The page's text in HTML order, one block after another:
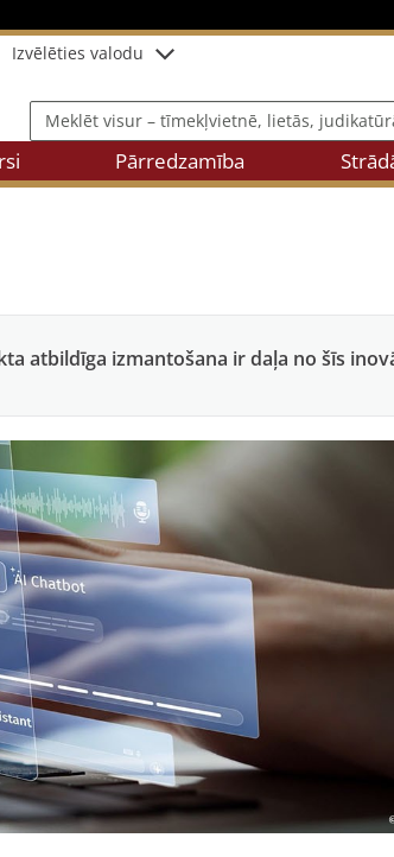
Izvēlēties valodu
Meklēt visur – tīmekļvietnē, lietās, judikatūrā
Pārredzamība
atbildīga izmantošana ir daļa no šīs